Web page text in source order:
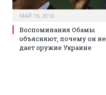
МАЙ 16, 2016
Воспоминания Обамы
объясняют, почему он не
дает оружие Украине